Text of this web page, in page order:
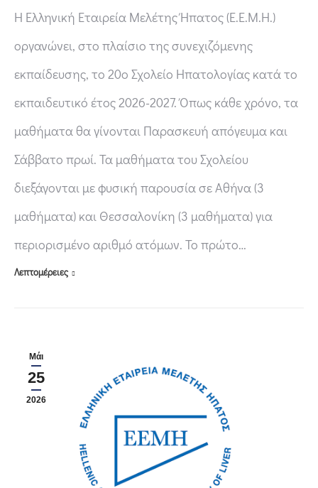
H Ελληνική Εταιρεία Μελέτης Ήπατος (Ε.Ε.Μ.Η.)
οργανώνει, στο πλαίσιο της συνεχιζόμενης
εκπαίδευσης, το 20ο Σχολείο Ηπατολογίας κατά το
εκπαιδευτικό έτος 2026-2027. Όπως κάθε χρόνο, τα
μαθήματα θα γίνονται Παρασκευή απόγευμα και
Σάββατο πρωί. Τα μαθήματα του Σχολείου
διεξάγονται με φυσική παρουσία σε Αθήνα (3
μαθήματα) και Θεσσαλονίκη (3 μαθήματα) για
περιορισμένο αριθμό ατόμων. Το πρώτο…
Λεπτομέρειες
Μάι
25
2026